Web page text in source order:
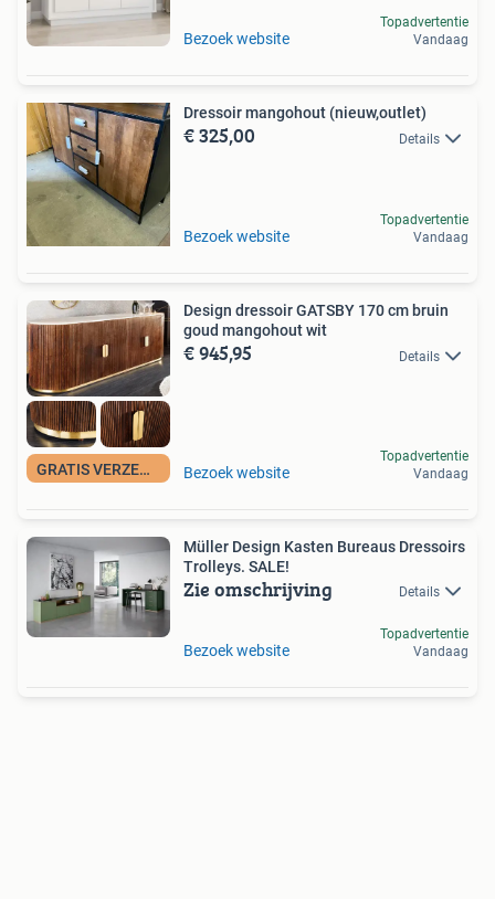
Bezoek website
Topadvertentie
Vandaag
Dressoir mangohout (nieuw,outlet)
€ 325,00 Details
Bezoek website
Topadvertentie
Vandaag
GRATIS VERZENDING
Design dressoir GATSBY 170 cm bruin
goud mangohout wit
€ 945,95 Details
Bezoek website
Topadvertentie
Vandaag
Müller Design Kasten Bureaus Dressoirs
Trolleys. SALE!
Zie omschrijving Details
Bezoek website
Topadvertentie
Vandaag